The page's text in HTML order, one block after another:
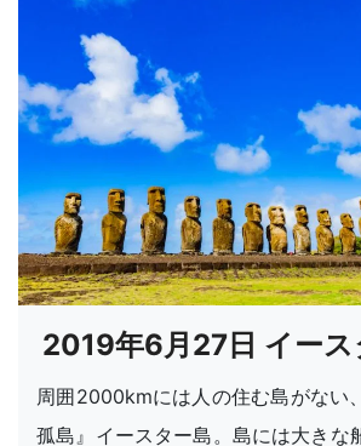
2019年6月27日 イース
周囲2000kmには人の住む島がない
孤島』イースター島。島には大きな